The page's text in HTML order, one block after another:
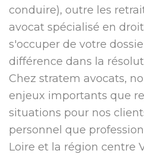
conduire), outre les
avocat spécialisé en
s'occuper de votre
différence dans la
Chez stratem avocats,
enjeux importants que
situations pour nos
personnel que
Loire et la région centre